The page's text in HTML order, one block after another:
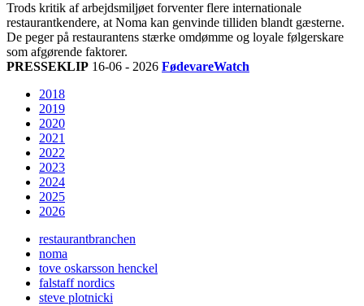
Trods kritik af arbejdsmiljøet forventer flere internationale
restaurantkendere, at Noma kan genvinde tilliden blandt gæsterne.
De peger på restaurantens stærke omdømme og loyale følgerskare
som afgørende faktorer.
PRESSEKLIP 16-06 - 2026 FødevareWatch
2018
2019
2020
2021
2022
2023
2024
2025
2026
restaurantbranchen
noma
tove oskarsson henckel
falstaff nordics
steve plotnicki